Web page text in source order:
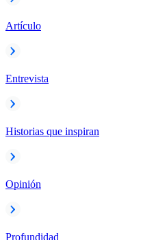
Artículo
Entrevista
Historias que inspiran
Opinión
Profundidad